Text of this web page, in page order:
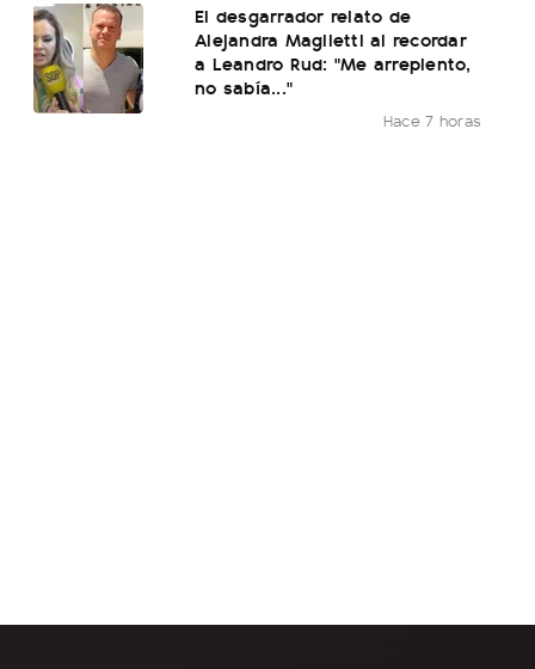
El desgarrador relato de
Alejandra Maglietti al recordar
a Leandro Rud: "Me arrepiento,
no sabía..."
Hace 7 horas